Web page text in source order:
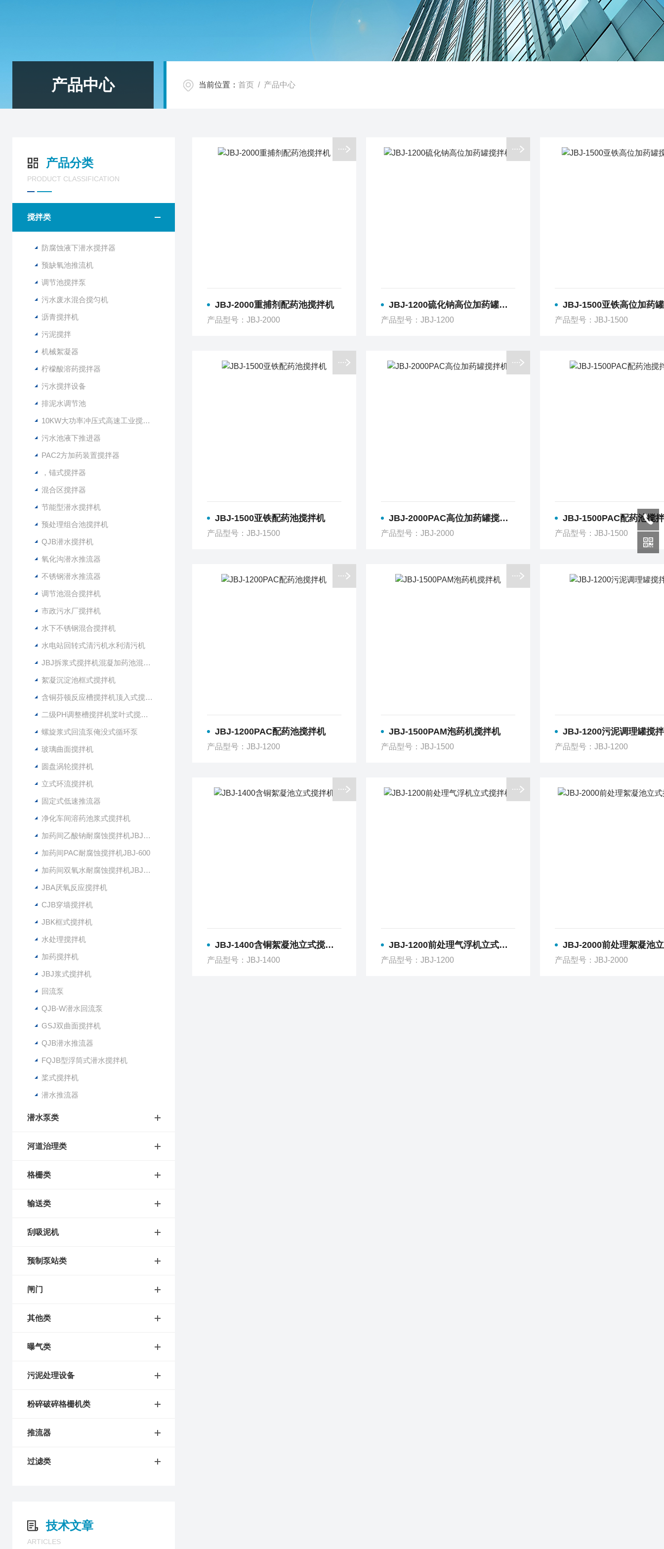
产品中心 当前位置： 首页 / 产品中心
产品分类
PRODUCT CLASSIFICATION
搅拌类
防腐蚀液下潜水搅拌器
预缺氧池推流机
调节池搅拌泵
污水废水混合搅匀机
沥青搅拌机
污泥搅拌
机械絮凝器
柠檬酸溶药搅拌器
污水搅拌设备
排泥水调节池
10KW大功率冲压式高速工业搅拌设备
污水池液下推进器
PAC2方加药装置搅拌器
，锚式搅拌器
混合区搅拌器
节能型潜水搅拌机
预处理组合池搅拌机
QJB潜水搅拌机
氧化沟潜水推流器
不锈钢潜水推流器
调节池混合搅拌机
市政污水厂搅拌机
水下不锈钢混合搅拌机
水电站回转式清污机水利清污机
JBJ拆浆式搅拌机混凝加药池混合型搅拌器
絮凝沉淀池框式搅拌机
含铜芬顿反应槽搅拌机顶入式搅拌器
二级PH调整槽搅拌机桨叶式搅拌器
螺旋浆式回流泵俺没式循环泵
玻璃曲面搅拌机
圆盘涡轮搅拌机
立式环流搅拌机
固定式低速推流器
净化车间溶药池浆式搅拌机
加药间乙酸钠耐腐蚀搅拌机JBJ-400
加药间PAC耐腐蚀搅拌机JBJ-600
加药间双氧水耐腐蚀搅拌机JBJ-300
JBA厌氧反应搅拌机
CJB穿墙搅拌机
JBK框式搅拌机
水处理搅拌机
加药搅拌机
JBJ浆式搅拌机
回流泵
QJB-W潜水回流泵
GSJ双曲面搅拌机
QJB潜水推流器
FQJB型浮筒式潜水搅拌机
桨式搅拌机
潜水推流器
潜水泵类
河道治理类
格栅类
输送类
刮吸泥机
预制泵站类
闸门
其他类
曝气类
污泥处理设备
粉碎破碎格栅机类
推流器
过滤类
技术文章
ARTICLES
JBJ-2000重捕剂配药池搅拌机
产品型号：JBJ-2000
JBJ-1200硫化钠高位加药罐搅拌机
产品型号：JBJ-1200
JBJ-1500亚铁高位加药罐搅
产品型号：JBJ-1500
JBJ-1500亚铁配药池搅拌机
产品型号：JBJ-1500
JBJ-2000PAC高位加药罐搅拌机
产品型号：JBJ-2000
JBJ-1500PAC配药池搅
产品型号：JBJ-1500
JBJ-1200PAC配药池搅拌机
产品型号：JBJ-1200
JBJ-1500PAM泡药机搅拌机
产品型号：JBJ-1500
JBJ-1200污泥调理罐搅
产品型号：JBJ-1200
JBJ-1400含铜絮凝池立式搅拌机
产品型号：JBJ-1400
JBJ-1200前处理气浮机立式搅拌机
产品型号：JBJ-1200
JBJ-2000前处理絮凝池立式搅
产品型号：JBJ-2000